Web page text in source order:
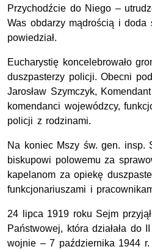
Przychodźcie do Niego –
Was obdarzy mądrością i doda
powiedział.
Eucharystię koncelebrowało
duszpasterzy policji. Obecni
Jarosław Szymczyk,
komendanci wojewódzcy,
policji z rodzinami.
Na koniec Mszy św. gen. insp.
biskupowi polowemu za
kapelanom za opiekę
funkcjonariuszami i
24 lipca 1919 roku Sejm
Państwowej, która działała do
wojnie – 7 października 1944